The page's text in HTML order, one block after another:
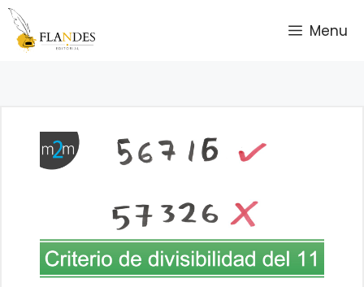
Saltar
contenido
Menu